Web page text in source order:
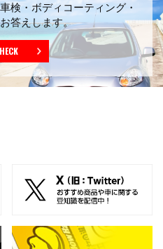
検・ ボディコーティング・
答えします。